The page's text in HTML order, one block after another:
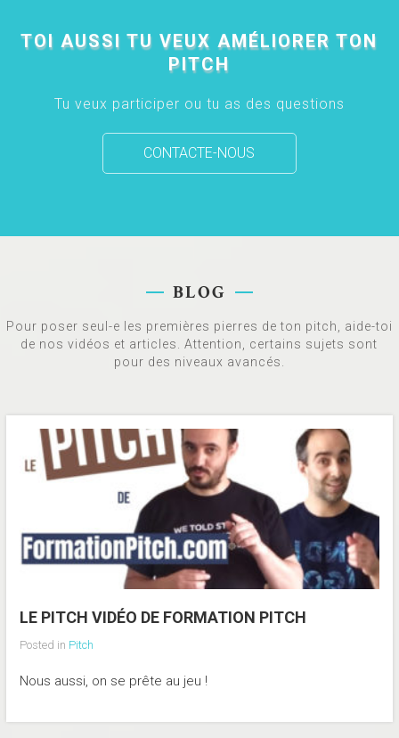
TOI AUSSI TU VEUX AMÉLIORER TON
PITCH
Tu veux participer ou tu as des questions
CONTACTE-NOUS
BLOG
Pour poser seul-e les premières pierres de ton pitch, aide-toi
de nos vidéos et articles. Attention, certains sujets sont
pour des niveaux avancés.
LE PITCH VIDÉO DE FORMATION PITCH
Posted in Pitch
Nous aussi, on se prête au jeu !